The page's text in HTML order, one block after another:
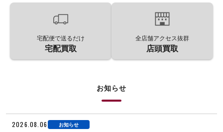
宅配便で送るだけ
宅配買取
全店舗アクセス抜群
店頭買取
お知らせ
2026.08.06 お知らせ